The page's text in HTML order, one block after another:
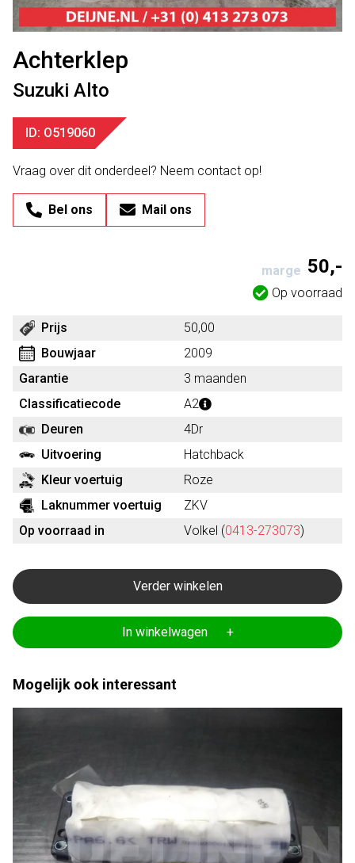
Achterklep
Suzuki Alto
ID: O519060
Vraag over dit onderdeel? Neem contact op!
Bel ons Mail ons
marge 50,-
Op voorraad
Prijs
50,00
Bouwjaar
2009
Garantie
3 maanden
Classificatiecode
A2
Deuren
4Dr
Uitvoering
Hatchback
Kleur voertuig
Roze
Laknummer voertuig
ZKV
Op voorraad in
Volkel (0413-273073)
Verder winkelen
In winkelwagen +
Mogelijk ook interessant